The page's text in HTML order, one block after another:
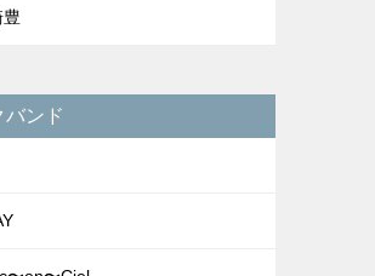
豊
バンド